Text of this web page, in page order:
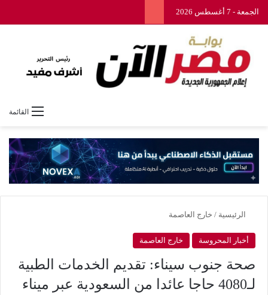
الجمعة - 7 أغسطس 2026
القائمة
الرئيسية / خارج العاصمة
أخبار المحروسة خارج العاصمة
صحة جنوب سيناء: تقديم الخدمات الطبية
لـ4080 حاجا عائدا من السعودية عبر ميناء